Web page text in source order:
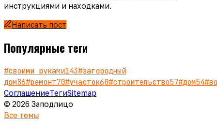
инструкциями и находками.
Написать пост
Популярные теги
#своими руками143#загородный
дом86#ремонт70#участок60#строительство57#дом54#
СоглашениеТегиSitemap
© 2026 Заподлицо
Все темы